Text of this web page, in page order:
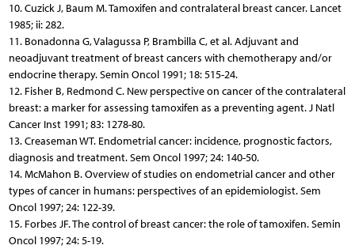
10. Cuzick J, Baum M. Tamoxifen and contralateral breast cancer. Lancet
1985; ii: 282.
11. Bonadonna G, Valagussa P, Brambilla C, et al. Adjuvant and
neoadjuvant treatment of breast cancers with chemotherapy and/or
endocrine therapy. Semin Oncol 1991; 18: 515-24.
12. Fisher B, Redmond C. New perspective on cancer of the contralateral
breast: a marker for assessing tamoxifen as a preventing agent. J Natl
Cancer Inst 1991; 83: 1278-80.
13. Creaseman WT. Endometrial cancer: incidence, prognostic factors,
diagnosis and treatment. Sem Oncol 1997; 24: 140-50.
14. McMahon B. Overview of studies on endometrial cancer and other
types of cancer in humans: perspectives of an epidemiologist. Sem
Oncol 1997; 24: 122-39.
15. Forbes JF. The control of breast cancer: the role of tamoxifen. Semin
Oncol 1997; 24: 5-19.